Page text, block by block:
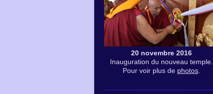
20 novembre 2016
Inauguration du nouveau temple.
Pour voir plus de photos.